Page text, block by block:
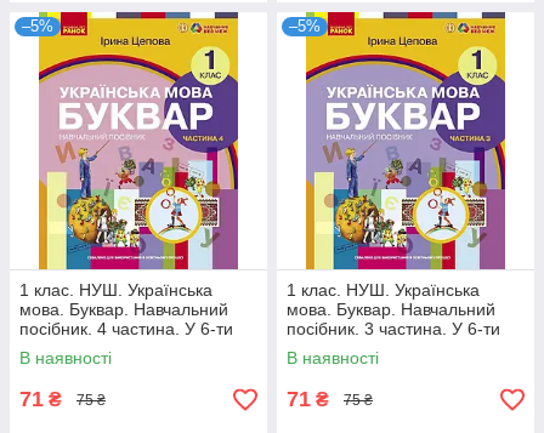
–5%
1 клас. НУШ. Українська
мова. Буквар. Навчальний
посібник. 4 частина. У 6-ти
частинах (Цепова І.В,), Ранок
В наявності
71 ₴ 75 ₴
–5%
1 клас. НУШ. Українська
мова. Буквар. Навчальний
посібник. 3 частина. У 6-ти
частинах (Цепова І.В,), Ранок
В наявності
71 ₴ 75 ₴